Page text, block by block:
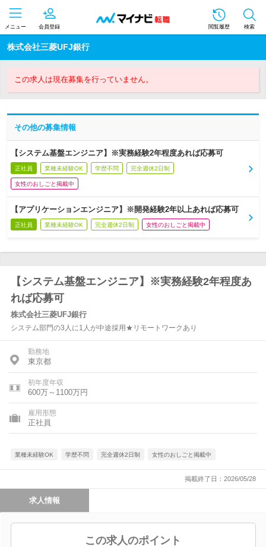
メニュー 会員登録 閲覧履歴 検索
株式会社三菱UFJ銀行
この求人は現在募集を行っていません。
その他の募集情報
【システム基盤エンジニア】※実務経験2年程度あれば応募可
正社員 業種未経験OK 学歴不問 完全週休2日制
女性のおしごと掲載中
【アプリケーションエンジニア】※開発経験2年以上あれば応募可
正社員 業種未経験OK 完全週休2日制 女性のおしごと掲載中
【システム基盤エンジニア】※実務経験2年程度あ
れば応募可
株式会社三菱UFJ銀行
システム部門の3人に1人が中途採用★リモートワークあり
勤務地
東京都
初年度年収
600万～1100万円
雇用形態
正社員
業種未経験OK 学歴不問 完全週休2日制 女性のおしごと掲載中
掲載終了日：2026/05/28
求人情報
この求人のポイント